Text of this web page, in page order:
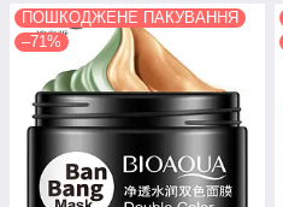
ПОШКОДЖЕНЕ ПАКУВАННЯ
–71%